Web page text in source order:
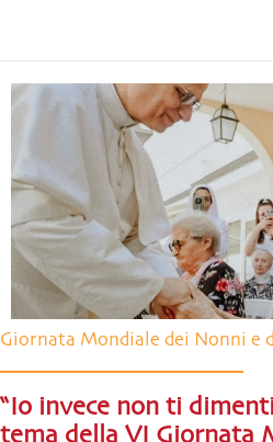
Giornata Mondiale dei Nonni e
“Io invece non ti
tema della VI Giornata